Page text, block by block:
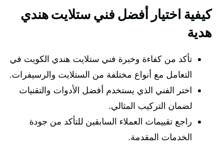
كيفية اختيار أفضل فني ستلايت هندي
هدية
تأكد من كفاءة وخبرة فني ستلايت هندي الكويت في
التعامل مع أنواع مختلفة من الستلايت والرسيفرات.
اختر الفني الذي يستخدم أفضل الأدوات والتقنيات
لضمان التركيب المثالي.
راجع تقييمات العملاء السابقين للتأكد من جودة
الخدمات المقدمة.